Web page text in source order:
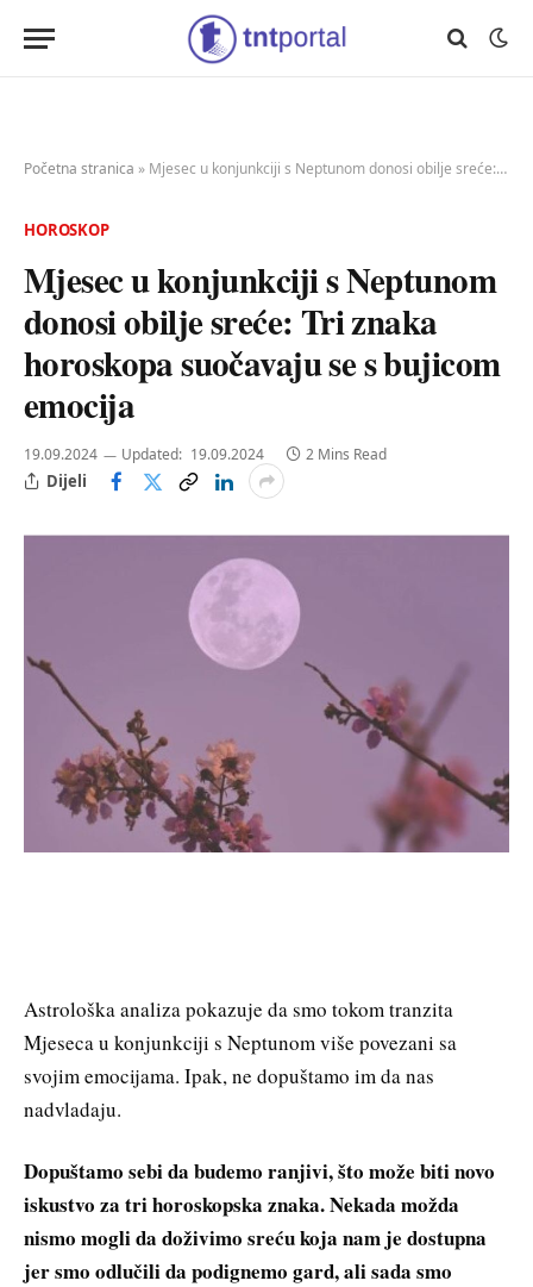
Početna stranica » Mjesec u konjunkciji s Neptunom donosi obilje sreće: Tri znaka horoskopa suočavaju se s bujicom emocija
HOROSKOP
Mjesec u konjunkciji s Neptunom
donosi obilje sreće: Tri znaka
horoskopa suočavaju se s bujicom
emocija
19.09.2024 Updated: 19.09.2024 2 Mins Read
Dijeli
Astrološka analiza pokazuje da smo tokom tranzita
Mjeseca u konjunkciji s Neptunom više povezani sa
svojim emocijama. Ipak, ne dopuštamo im da nas
nadvladaju.
Dopuštamo sebi da budemo ranjivi, što može biti novo
iskustvo za tri horoskopska znaka. Nekada možda
nismo mogli da doživimo sreću koja nam je dostupna
jer smo odlučili da podignemo gard, ali sada smo